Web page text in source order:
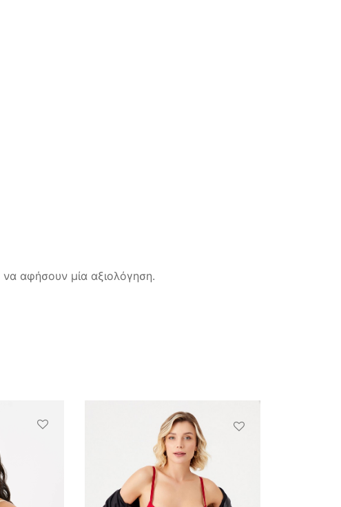
αφήσουν μία αξιολόγηση.